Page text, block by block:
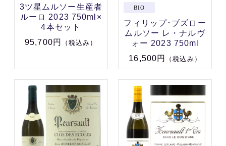
3ツ星ムルソー生産者
ルーロ 2023 750ml×
4本セット
95,700円
（税込み）
フィリップ･ブズロー
ムルソー レ・ナルヴ
ォー 2023 750ml
16,500円
（税込み）